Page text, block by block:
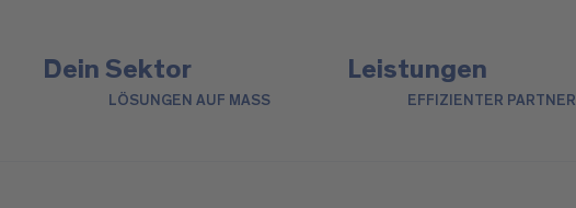
Dein Sektor
LÖSUNGEN AUF MASS
Leistungen
EFFIZIENTER PARTNER